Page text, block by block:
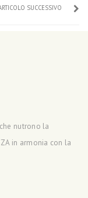
SUCCESSIVO
nutrono la
in armonia con la